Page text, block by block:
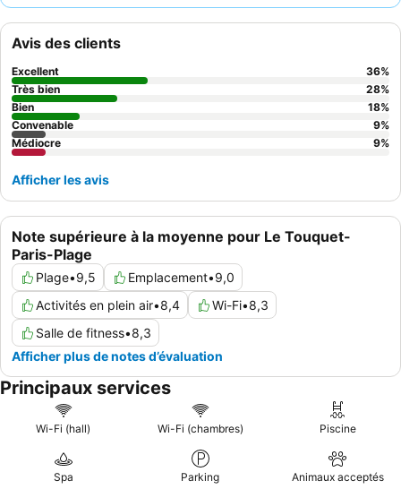
du petit-déjeuner
choix et sa qualité. Pour un séjour plus calme, pensez à
demander une chambre éloignée de l'agitation générale de
l'hôtel.
Note supérieure à la moyenne pour Le Touquet-
Paris-Plage
Plage•9,5 Emplacement•9,0
Activités en plein air•8,4 Wi-Fi•8,3
Salle de fitness•8,3
Afficher plus de notes d’évaluation
Avis des clients
Excellent 36%
Très bien
28%
Bien
18%
Convenable
9%
Médiocre
9%
Afficher les avis
Principaux services
Wi-Fi (hall) Wi-Fi (chambres) Piscine
Spa Parking Animaux acceptés